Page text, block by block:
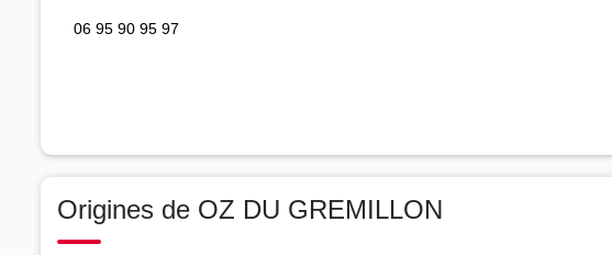
06 95 90 95 97
Origines de OZ DU GREMILLON